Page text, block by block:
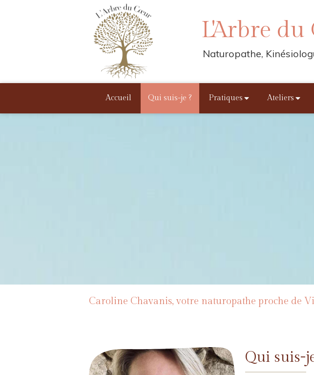
L'Arbre du
Naturopathe,
Accueil Qui suis-je ? Pratiques Ateliers
Caroline Chavanis, votre naturopathe proche de
Qui suis-